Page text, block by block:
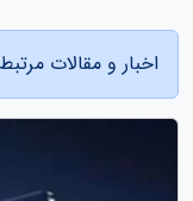
اخبار و مقالات مرتبط